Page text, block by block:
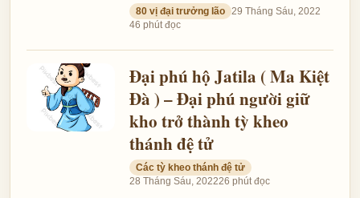
80 vị đại trưởng lão 29 Tháng Sáu, 2022
46 phút đọc
Đại phú hộ Jatila ( Ma Kiệt
Đà ) – Đại phú người giữ
kho trở thành tỳ kheo
thánh đệ tử
Các tỳ kheo thánh đệ tử
28 Tháng Sáu, 202226 phút đọc